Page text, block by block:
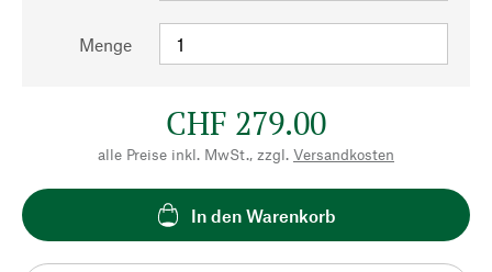
Menge
CHF 279.00
alle Preise inkl. MwSt., zzgl. Versandkosten
In den Warenkorb